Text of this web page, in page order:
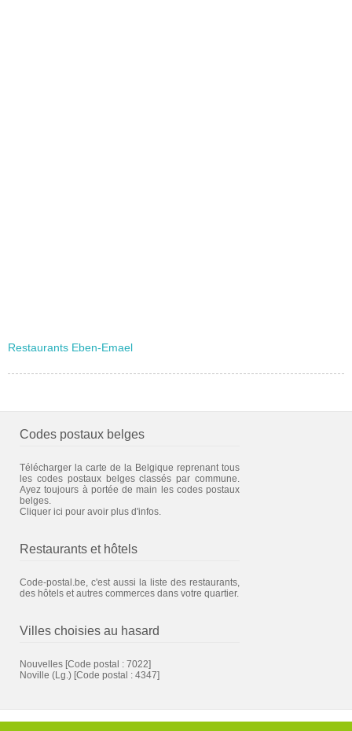
Restaurants Eben-Emael
Codes postaux belges
Télécharger la carte de la Belgique reprenant tous
les codes postaux belges classés par commune.
Ayez toujours à portée de main les codes postaux
belges.
Cliquer ici pour avoir plus d'infos.
Restaurants et hôtels
Code-postal.be, c'est aussi la liste des restaurants,
des hôtels et autres commerces dans votre quartier.
Villes choisies au hasard
Nouvelles [Code postal : 7022]
Noville (Lg.) [Code postal : 4347]